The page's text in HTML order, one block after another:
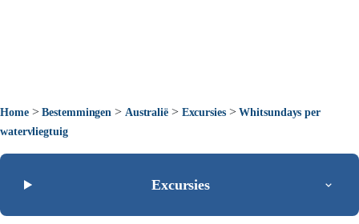
Home>Bestemmingen > Australië> Excursies>Whitsundays per
watervliegtuig
Excursies